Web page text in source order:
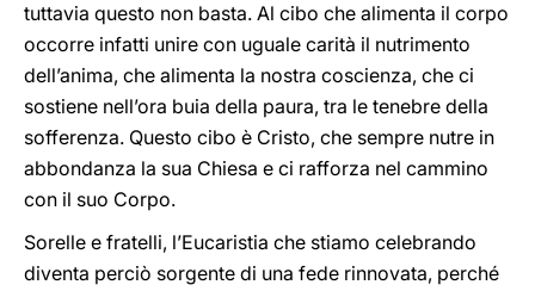
tuttavia questo non basta. Al cibo che alimenta il corpo
occorre infatti unire con uguale carità il nutrimento
dell’anima, che alimenta la nostra coscienza, che ci
sostiene nell’ora buia della paura, tra le tenebre della
sofferenza. Questo cibo è Cristo, che sempre nutre in
abbondanza la sua Chiesa e ci rafforza nel cammino
con il suo Corpo.
Sorelle e fratelli, l’Eucaristia che stiamo celebrando
diventa perciò sorgente di una fede rinnovata, perché